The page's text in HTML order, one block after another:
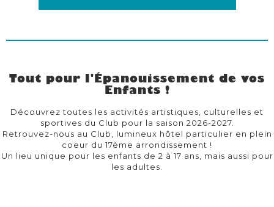
Tout pour l'Épanouissement de vos
Enfants !
Découvrez toutes les activités artistiques, culturelles et
sportives du Club pour la saison 2026-2027.
Retrouvez-nous au Club, lumineux hôtel particulier en plein
coeur du 17ème arrondissement !
Un lieu unique pour les enfants de 2 à 17 ans, mais aussi pour
les adultes.